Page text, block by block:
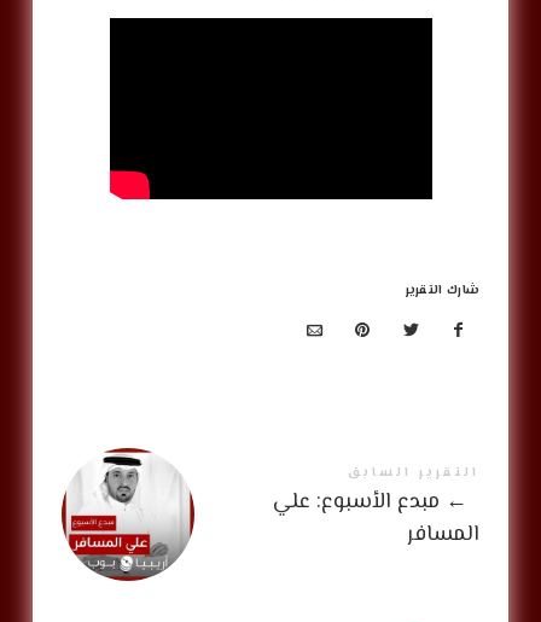
شارك التقرير
التقرير السابق
← مبدع الأسبوع: علي
المسافر